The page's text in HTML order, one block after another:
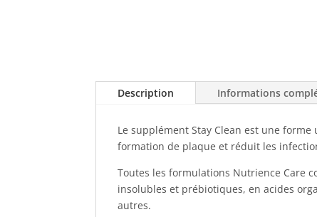
Description Informations
Le supplément Stay Clean est une
formation de plaque et réduit les
Toutes les formulations Nutrience Care
insolubles et prébiotiques, en acides
autres.